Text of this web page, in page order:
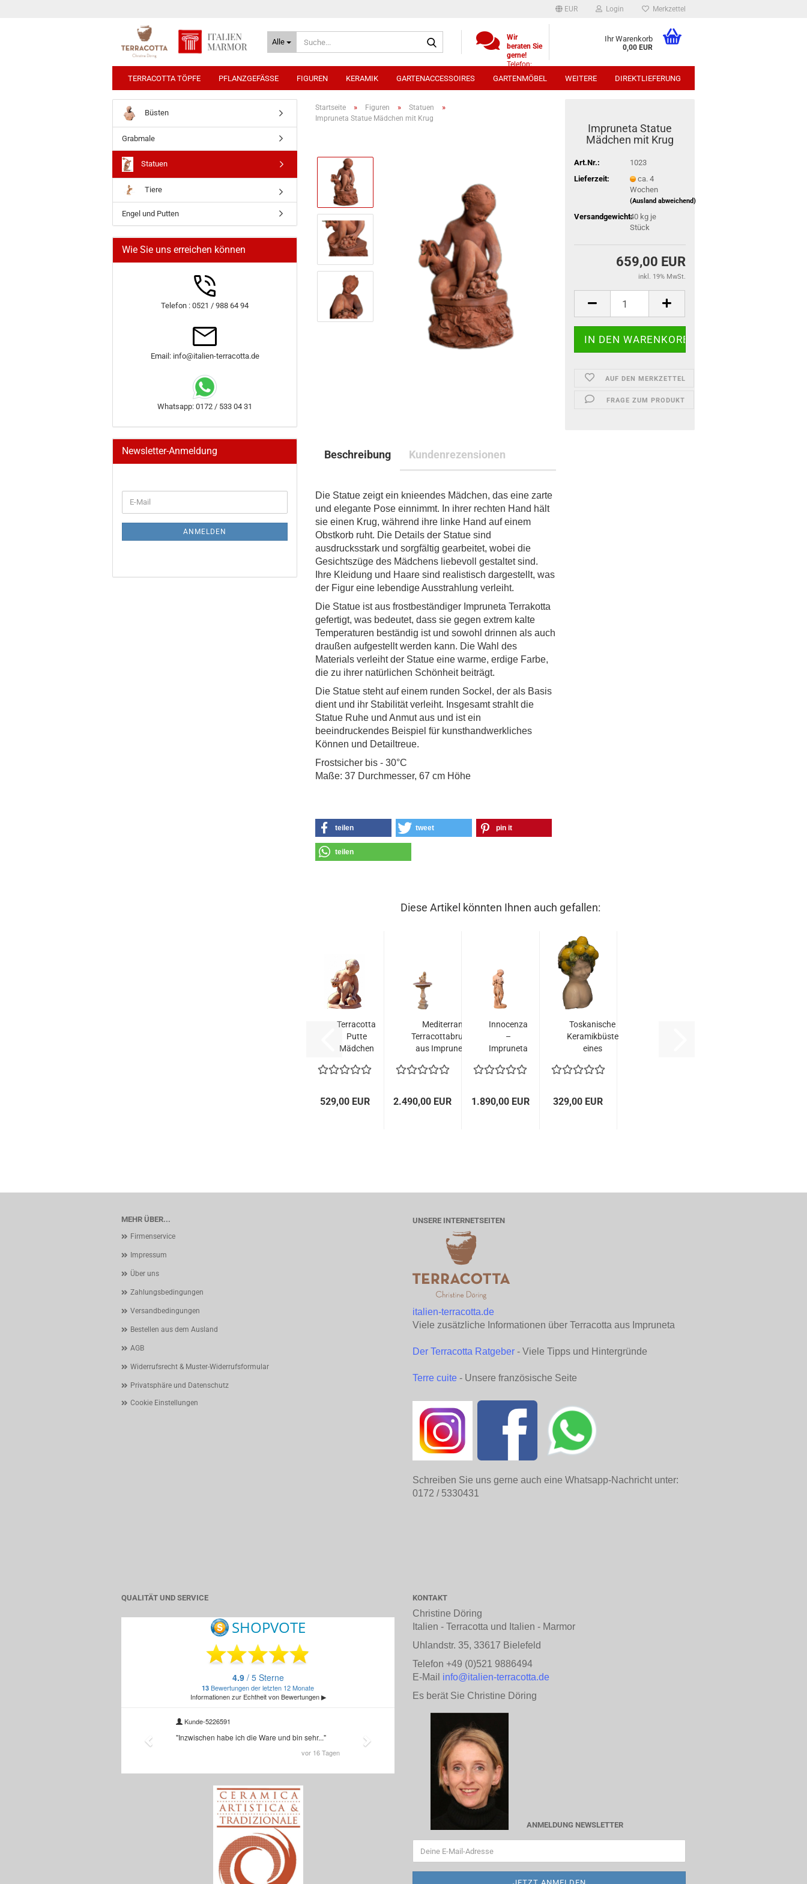
EUR Login Merkzettel
Alle
Wir
beraten Sie
gerne!
Telefon:
(0)521
9886494
Ihr Warenkorb
0,00 EUR
TERRACOTTA TÖPFE PFLANZGEFÄSSE FIGUREN KERAMIK GARTENACCESSOIRES GARTENMÖBEL DIREKTLIEFERUNG
WEITERE
Startseite » Figuren » Statuen »
Impruneta Statue Mädchen mit Krug
Impruneta Statue
Mädchen mit Krug
Art.Nr.:
1023
Lieferzeit:
ca. 4
Wochen
(Ausland abweichend)
Versandgewicht:40kg je
Stück
659,00 EUR
inkl. 19% MwSt.
AUF DEN MERKZETTEL
FRAGE ZUM PRODUKT
Beschreibung Kundenrezensionen
Die Statue zeigt ein knieendes Mädchen, das eine zarte
und elegante Pose einnimmt. In ihrer rechten Hand hält
sie einen Krug, während ihre linke Hand auf einem
Obstkorb ruht. Die Details der Statue sind
ausdrucksstark und sorgfältig gearbeitet, wobei die
Gesichtszüge des Mädchens liebevoll gestaltet sind.
Ihre Kleidung und Haare sind realistisch dargestellt, was
der Figur eine lebendige Ausstrahlung verleiht.
Die Statue ist aus frostbeständiger Impruneta Terrakotta
gefertigt, was bedeutet, dass sie gegen extrem kalte
Temperaturen beständig ist und sowohl drinnen als auch
draußen aufgestellt werden kann. Die Wahl des
Materials verleiht der Statue eine warme, erdige Farbe,
die zu ihrer natürlichen Schönheit beiträgt.
Die Statue steht auf einem runden Sockel, der als Basis
dient und ihr Stabilität verleiht. Insgesamt strahlt die
Statue Ruhe und Anmut aus und ist ein
beeindruckendes Beispiel für kunsthandwerkliches
Können und Detailtreue.
Frostsicher bis - 30°C
Maße: 37 Durchmesser, 67 cm Höhe
teilen tweet pin it
teilen
Diese Artikel könnten Ihnen auch gefallen:
Terracotta
Putte
Mädchen
aus
529,00 EUR
Mediterraner
Terracottabrunnen
aus Impruneta...
2.490,00 EUR
Innocenza
–
Impruneta
Statue
1.890,00 EUR
Toskanische
Keramikbüste
eines
mit...
329,00 EUR
Büsten
Grabmale
Statuen
Tiere
Engel und Putten
Wie Sie uns erreichen können
Telefon : 0521 / 988 64 94
Email: info@italien-terracotta.de
Whatsapp: 0172 / 533 04 31
Newsletter-Anmeldung
ZUR
E-
Mail
ANMELDEN
MEHR ÜBER...
Firmenservice
Impressum
Über uns
Zahlungsbedingungen
Versandbedingungen
Bestellen aus dem Ausland
AGB
Widerrufsrecht & Muster-Widerrufsformular
Privatsphäre und Datenschutz
Cookie Einstellungen
UNSERE INTERNETSEITEN
italien-terracotta.de
Viele zusätzliche Informationen über Terracotta aus Impruneta
Der Terracotta Ratgeber - Viele Tipps und Hintergründe
Terre cuite - Unsere französische Seite
Schreiben Sie uns gerne auch eine Whatsapp-Nachricht unter:
0172 / 5330431
QUALITÄT UND SERVICE KONTAKT
Christine Döring
Italien - Terracotta und Italien - Marmor
Uhlandstr. 35, 33617 Bielefeld
Telefon +49 (0)521 9886494
E-Mail info@italien-terracotta.de
Es berät Sie Christine Döring
ANMELDUNG NEWSLETTER